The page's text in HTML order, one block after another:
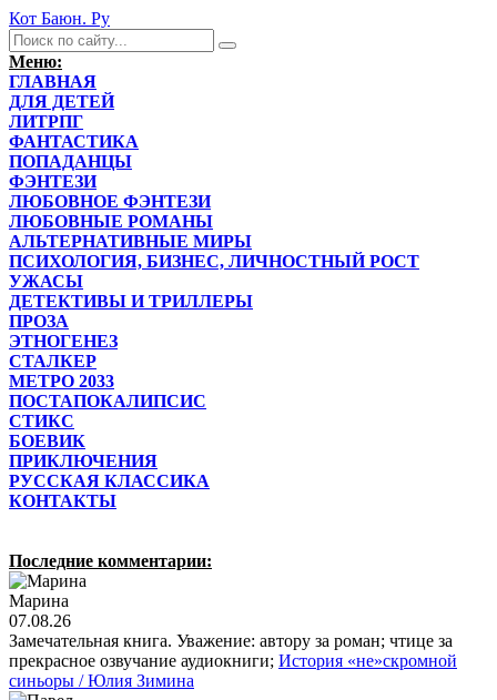
Кот Баюн. Ру
Меню:
ГЛАВНАЯ
ДЛЯ ДЕТЕЙ
ЛИТРПГ
ФАНТАСТИКА
ПОПАДАНЦЫ
ФЭНТЕЗИ
ЛЮБОВНОЕ ФЭНТЕЗИ
ЛЮБОВНЫЕ РОМАНЫ
АЛЬТЕРНАТИВНЫЕ МИРЫ
ПСИХОЛОГИЯ, БИЗНЕС, ЛИЧНОСТНЫЙ РОСТ
УЖАСЫ
ДЕТЕКТИВЫ И ТРИЛЛЕРЫ
ПРОЗА
ЭТНОГЕНЕЗ
СТАЛКЕР
МЕТРО 2033
ПОСТАПОКАЛИПСИС
СТИКС
БОЕВИК
ПРИКЛЮЧЕНИЯ
РУССКАЯ КЛАССИКА
КОНТАКТЫ
Последние комментарии:
Марина
07.08.26
Замечательная книга. Уважение: автору за роман; чтице за
прекрасное озвучание аудиокниги; История «не»скромной
синьоры / Юлия Зимина